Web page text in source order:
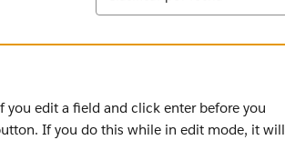
edit a field and click enter before you
If you do this while in edit mode, it will